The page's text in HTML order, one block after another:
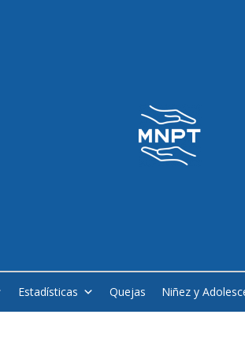
Estadísticas Quejas Niñez y